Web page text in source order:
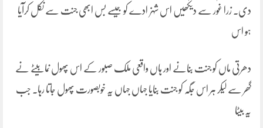
دی۔ زرا غور سے دیکھیں اس شہزادے کو جیسے بس ابھی جنت سے نکل کرآیا
ہو اس
دھرتی ماں کو جنت بنانے اور ہاں واقعی ملک صبور کے اس پھول نما بیٹے نے
گھر سے لیکر ہر اس جگہ کو جنت بنایا جہاں جہاں یہ خوبصورت پھول جاتا رہا۔ جب
یہ بیٹا